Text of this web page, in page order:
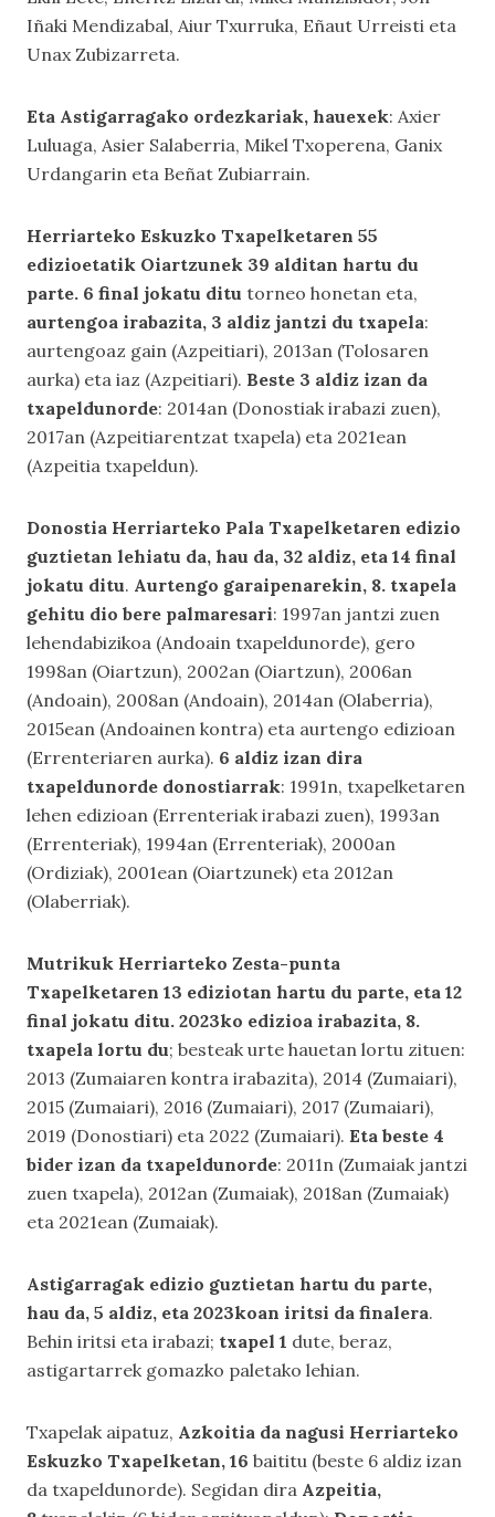
Iñaki Mendizabal, Aiur Txurruka, Eñaut Urreisti eta
Unax Zubizarreta.
Eta Astigarragako ordezkariak, hauexek: Axier
Luluaga, Asier Salaberria, Mikel Txoperena, Ganix
Urdangarin eta Beñat Zubiarrain.
Herriarteko Eskuzko Txapelketaren 55
edizioetatik Oiartzunek 39 alditan hartu du
parte. 6 final jokatu ditu torneo honetan eta,
aurtengoa irabazita, 3 aldiz jantzi du txapela:
aurtengoaz gain (Azpeitiari), 2013an (Tolosaren
aurka) eta iaz (Azpeitiari). Beste 3 aldiz izan da
txapeldunorde: 2014an (Donostiak irabazi zuen),
2017an (Azpeitiarentzat txapela) eta 2021ean
(Azpeitia txapeldun).
Donostia Herriarteko Pala Txapelketaren edizio
guztietan lehiatu da, hau da, 32 aldiz, eta 14 final
jokatu ditu. Aurtengo garaipenarekin, 8. txapela
gehitu dio bere palmaresari: 1997an jantzi zuen
lehendabizikoa (Andoain txapeldunorde), gero
1998an (Oiartzun), 2002an (Oiartzun), 2006an
(Andoain), 2008an (Andoain), 2014an (Olaberria),
2015ean (Andoainen kontra) eta aurtengo edizioan
(Errenteriaren aurka). 6 aldiz izan dira
txapeldunorde donostiarrak: 1991n, txapelketaren
lehen edizioan (Errenteriak irabazi zuen), 1993an
(Errenteriak), 1994an (Errenteriak), 2000an
(Ordiziak), 2001ean (Oiartzunek) eta 2012an
(Olaberriak).
Mutrikuk Herriarteko Zesta-punta
Txapelketaren 13 ediziotan hartu du parte, eta 12
final jokatu ditu. 2023ko edizioa irabazita, 8.
txapela lortu du; besteak urte hauetan lortu zituen:
2013 (Zumaiaren kontra irabazita), 2014 (Zumaiari),
2015 (Zumaiari), 2016 (Zumaiari), 2017 (Zumaiari),
2019 (Donostiari) eta 2022 (Zumaiari). Eta beste 4
bider izan da txapeldunorde: 2011n (Zumaiak jantzi
zuen txapela), 2012an (Zumaiak), 2018an (Zumaiak)
eta 2021ean (Zumaiak).
Astigarragak edizio guztietan hartu du parte,
hau da, 5 aldiz, eta 2023koan iritsi da finalera.
Behin iritsi eta irabazi; txapel 1 dute, beraz,
astigartarrek gomazko paletako lehian.
Txapelak aipatuz, Azkoitia da nagusi Herriarteko
Eskuzko Txapelketan, 16 baititu (beste 6 aldiz izan
da txapeldunorde). Segidan dira Azpeitia,